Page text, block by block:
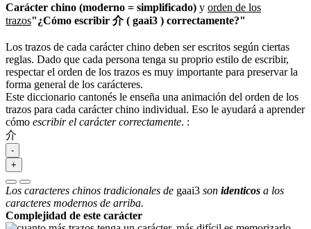
Carácter chino (moderno = simplificado) y orden de los
trazos"¿Cómo escribir 介 ( gaai3 ) correctamente?"
Los trazos de cada carácter chino deben ser escritos según ciertas
reglas. Dado que cada persona tenga su proprio estilo de escribir,
respectar el orden de los trazos es muy importante para preservar la
forma general de los carácteres.
Este diccionario cantonés le enseña una animación del orden de los
trazos para cada carácter chino individual. Eso le ayudará a aprender
cómo escribir el carácter correctamente. :
介
-
+
Los caracteres chinos tradicionales de gaai3 son identicos a los
caracteres modernos de arriba.
Complejidad de este carácter